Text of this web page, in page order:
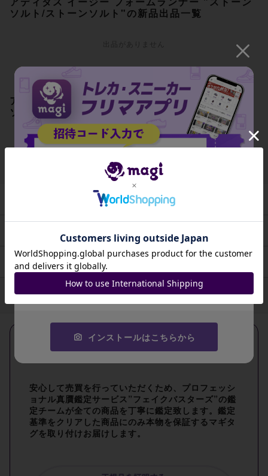
ソルト/ストーンソルト"の新品出品一覧
アディダス イージー フォームランナー "ストーン
ソルト/ストーンソルト"の中古出品一覧
出品がありません
2023/08/11
スタイルコード
安心して売買を行っていただくため、プロフェッシ
ョナル真贋鑑定サービス”フェイクバスターズ”の鑑
定チームが全ての商品を丁寧に鑑定致します。鑑定
基準をクリアした商品にのみ本物を保証するマギタ
グを取り付けお届けします。
招待コード
JA9XS8
コピーする
インストールはこちらから